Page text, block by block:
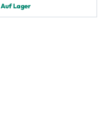
Auf Lager